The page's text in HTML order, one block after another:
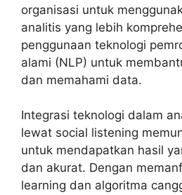
organisasi untuk
analitis yang lebih
penggunaan teknologi
alami (NLP) untuk
dan memahami data.
Integrasi teknologi dalam
lewat social listening
untuk mendapatkan hasil
dan akurat. Dengan
learning dan algoritma